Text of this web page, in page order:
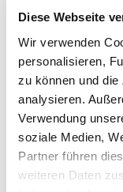
Diese Webseite
Wir verwenden
personalisieren,
zu können und
analysieren.
Verwendung
soziale Medien,
Partner führen
weiteren Daten
Zentrale Lage
Sprachkenntnisse
Englisch,
Überweisung